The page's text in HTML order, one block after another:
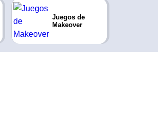
Juegos de
Makeover